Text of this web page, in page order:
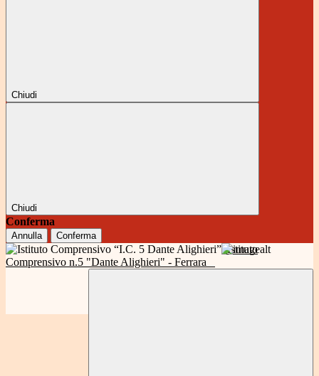
Chiudi
Chiudi
Conferma
Annulla Conferma
Istituto
Comprensivo n.5 "Dante Alighieri" - Ferrara